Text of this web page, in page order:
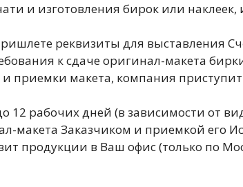
и изготовления бирок или
реквизиты для выставления
к сдаче оригинал-макета
и приемки макета, компания
12 рабочих дней (в зависимости от
макета Заказчиком и приемкой его
продукции в Ваш офис (только по